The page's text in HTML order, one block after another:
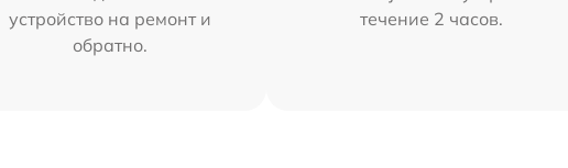
устройство на ремонт и
обратно.
течение 2 часов.